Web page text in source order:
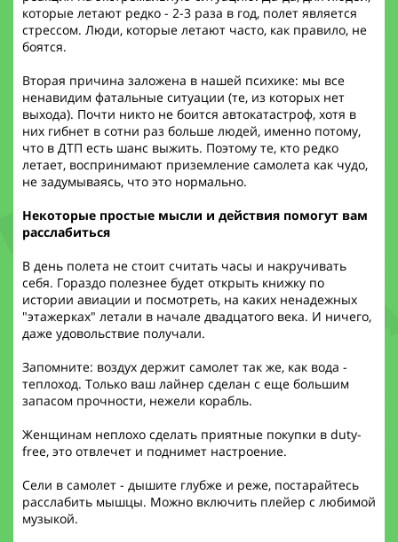
которые летают редко - 2-3 раза в год, полет является
стрессом. Люди, которые летают часто, как правило, не
боятся.
Вторая причина заложена в нашей психике: мы все
ненавидим фатальные ситуации (те, из которых нет
выхода). Почти никто не боится автокатастроф, хотя в
них гибнет в сотни раз больше людей, именно потому,
что в ДТП есть шанс выжить. Поэтому те, кто редко
летает, воспринимают приземление самолета как чудо,
не задумываясь, что это нормально.
Некоторые простые мысли и действия помогут вам
расслабиться
В день полета не стоит считать часы и накручивать
себя. Гораздо полезнее будет открыть книжку по
истории авиации и посмотреть, на каких ненадежных
"этажерках" летали в начале двадцатого века. И ничего,
даже удовольствие получали.
Запомните: воздух держит самолет так же, как вода -
теплоход. Только ваш лайнер сделан с еще большим
запасом прочности, нежели корабль.
Женщинам неплохо сделать приятные покупки в duty-
free, это отвлечет и поднимет настроение.
Сели в самолет - дышите глубже и реже, постарайтесь
расслабить мышцы. Можно включить плейер с любимой
музыкой.